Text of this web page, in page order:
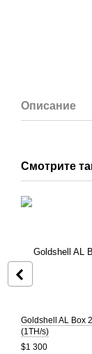
Описание
Смотрите
Goldshell AL Box
(1TH/s)
$1 300